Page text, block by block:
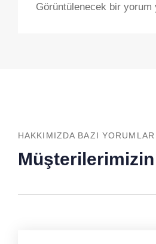
Görüntülenecek bir yorum
HAKKIMIZDA BAZI YORUMLAR
Müşterilerimizin